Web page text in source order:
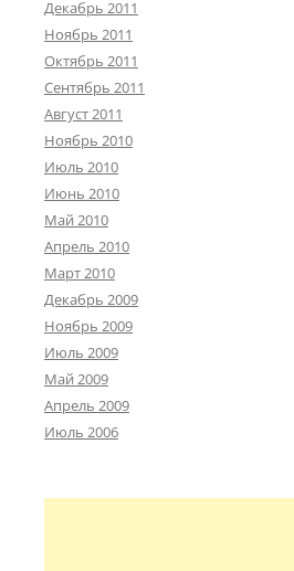
Декабрь 2011
Ноябрь 2011
Октябрь 2011
Сентябрь 2011
Август 2011
Ноябрь 2010
Июль 2010
Июнь 2010
Май 2010
Апрель 2010
Март 2010
Декабрь 2009
Ноябрь 2009
Июль 2009
Май 2009
Апрель 2009
Июль 2006